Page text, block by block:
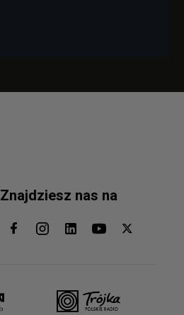
Znajdziesz nas na